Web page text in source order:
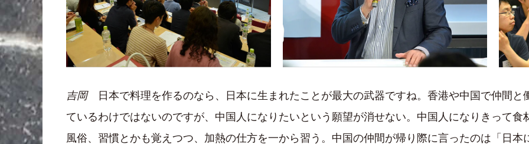
吉岡日本で料理を作るのなら、日本に生まれたことが最大の武器ですね。香港や中国で仲間と
ているわけではないのですが、中国人になりたいという願望が消せない。中国人になりきって
風俗、習慣とかも覚えつつ、加熱の仕方を一から習う。中国の仲間が帰り際に言ったのは「日